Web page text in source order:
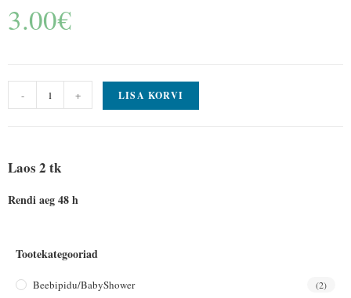
3.00€
- + LISA KORVI
Laos 2 tk
Rendi aeg 48 h
Tootekategooriad
Beebipidu/BabyShower (2)